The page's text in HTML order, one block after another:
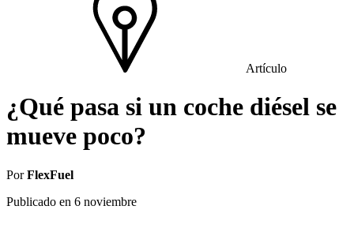
Artículo
¿Qué pasa si un coche diésel se
mueve poco?
PorFlexFuel
Publicado en 6 noviembre